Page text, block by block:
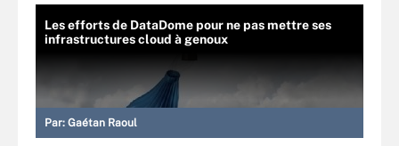
Les efforts de DataDome pour ne pas mettre ses
infrastructures cloud à genoux
Par: Gaétan Raoul